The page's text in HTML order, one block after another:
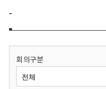
보
-
회의구분